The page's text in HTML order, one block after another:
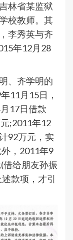
林省某监狱
校教师。其
李秀英与齐
年12月28
、齐学明的
11月15日，
17日借款
;2011年12
92万元，实
，2011年9
借给朋友孙振
款项，才引